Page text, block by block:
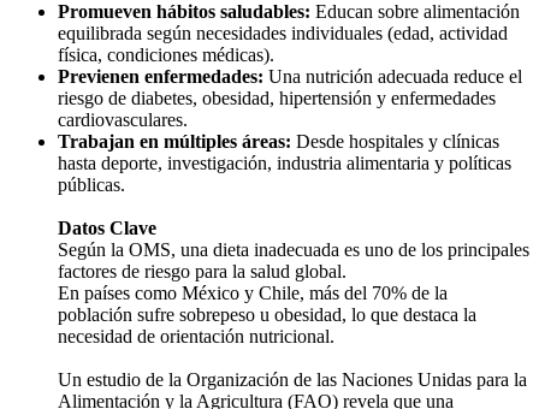
Promueven hábitos saludables: Educan sobre alimentación
equilibrada según necesidades individuales (edad, actividad
física, condiciones médicas).
Previenen enfermedades: Una nutrición adecuada reduce el
riesgo de diabetes, obesidad, hipertensión y enfermedades
cardiovasculares.
Trabajan en múltiples áreas: Desde hospitales y clínicas
hasta deporte, investigación, industria alimentaria y políticas
públicas.
Datos Clave
Según la OMS, una dieta inadecuada es uno de los principales
factores de riesgo para la salud global.
En países como México y Chile, más del 70% de la
población sufre sobrepeso u obesidad, lo que destaca la
necesidad de orientación nutricional.
Un estudio de la Organización de las Naciones Unidas para la
Alimentación y la Agricultura (FAO) revela que una